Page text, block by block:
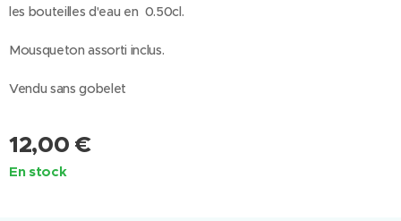
les bouteilles d'eau en 0.50cl.
Mousqueton assorti inclus.
Vendu sans gobelet
12,00 €
En stock